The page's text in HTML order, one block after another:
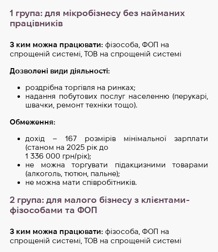
1 група: для мікробізнесу без найманих
працівників
З ким можна працювати: фізособа, ФОП на
спрощеній системі, ТОВ на спрощеній системі
Дозволені види діяльності:
роздрібна торгівля на ринках;
надання побутових послуг населенню (перукарі,
швачки, ремонт техніки тощо).
Обмеження:
дохід – 167 розмірів мінімальної зарплати
(станом на 2025 рік до
1 336 000 грн/рік);
не можна торгувати підакцизними товарами
(алкоголь, тютюн, пальне);
не можна мати співробітників.
2 група: для малого бізнесу з клієнтами-
фізособами та ФОП
З ким можна працювати: фізособа, ФОП на
спрощеній системі, ТОВ на спрощеній системі